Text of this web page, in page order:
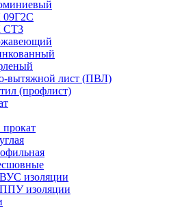
09Г2С
СТ3
вытяжной лист (ПВЛ)
(профлист)
изоляции
изоляции